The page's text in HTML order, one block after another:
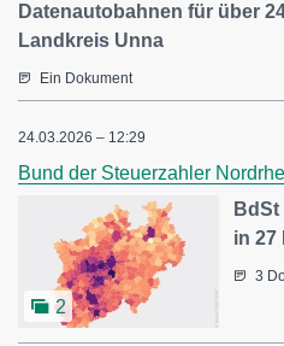
Datenautobahnen für über
Landkreis Unna
Ein Dokument
24.03.2026 – 12:29
Bund der Steuerzahler
2
in 27
3